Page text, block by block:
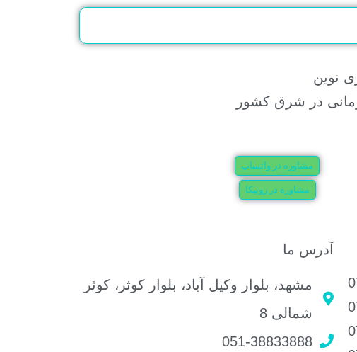
نوین
مشاوره در واتساپ
مشاوره در روبیکا
آدرس ما
مشهد، بلوار وکیل آباد، بلوار کوثر، کوثر
شمالی 8
051-38833888